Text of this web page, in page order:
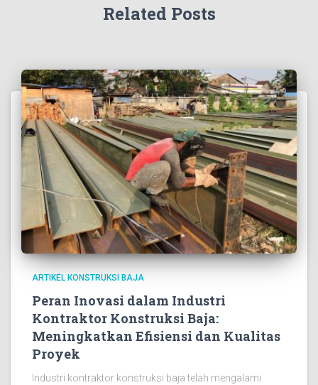
Related Posts
ARTIKEL KONSTRUKSI BAJA
Peran Inovasi dalam Industri
Kontraktor Konstruksi Baja:
Meningkatkan Efisiensi dan Kualitas
Proyek
Industri kontraktor konstruksi baja telah mengalami